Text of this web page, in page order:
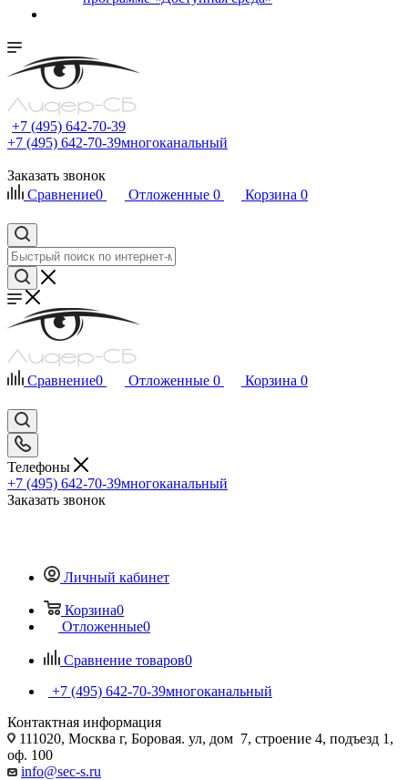
+7 (495) 642-70-39
+7 (495) 642-70-39многоканальный
Заказать звонок
Сравнение0 Отложенные 0 Корзина 0
Сравнение0 Отложенные 0 Корзина 0
Телефоны
+7 (495) 642-70-39многоканальный
Заказать звонок
Личный кабинет
Корзина0
Отложенные0
Сравнение товаров0
+7 (495) 642-70-39многоканальный
Контактная информация
111020, Москва г, Боровая. ул, дом 7, строение 4, подъезд 1,
оф. 100
info@sec-s.ru